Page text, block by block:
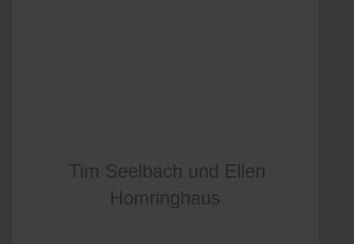
Tim Seelbach und Ellen
Homringhaus